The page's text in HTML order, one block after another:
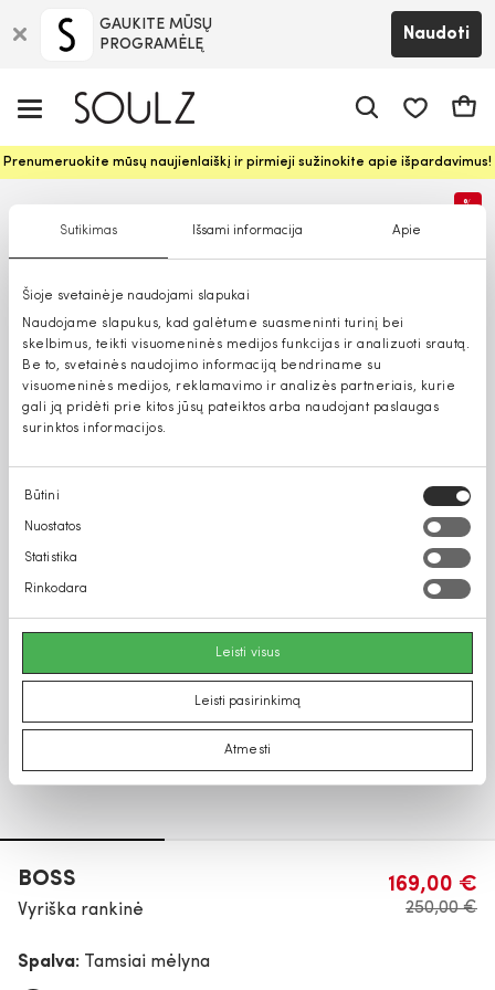
Sutikimas Išsami informacija Apie
Šioje svetainėje naudojami slapukai
Naudojame slapukus, kad galėtume suasmeninti turinį bei
skelbimus, teikti visuomeninės medijos funkcijas ir analizuoti srautą.
Be to, svetainės naudojimo informaciją bendriname su
visuomeninės medijos, reklamavimo ir analizės partneriais, kurie
gali ją pridėti prie kitos jūsų pateiktos arba naudojant paslaugas
surinktos informacijos.
Sutikimo
pasirinkimas
Būtini
Nuostatos
Statistika
Rinkodara
Leisti visus
Leisti pasirinkimą
Atmesti
GAUKITE MŪSŲ
PROGRAMĖLĘ
Naudoti
Prenumeruokite mūsų naujienlaiškį ir pirmieji sužinokite apie išpardavimus!
%
BOSS
Vyriška rankinė
169,00 €
250,00 €
Spalva: Tamsiai mėlyna